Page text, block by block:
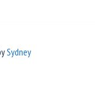
Sydney